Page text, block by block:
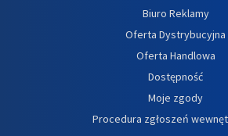
Biuro Reklamy
Oferta Dystrybucyjna
Oferta Handlowa
Dostępność
Moje zgody
Procedura zgłoszeń